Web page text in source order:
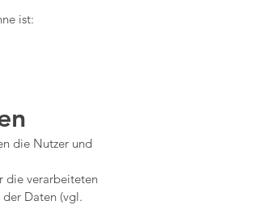
ist:
die Nutzer und
die verarbeiteten
Daten (vgl.